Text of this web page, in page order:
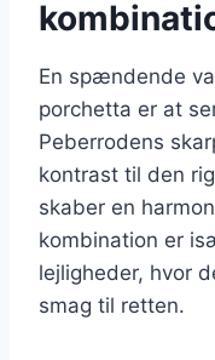
En spændende
porchetta er at
Peberrodens
kontrast til den
skaber en
kombination er
lejligheder, hvor
smag til retten.